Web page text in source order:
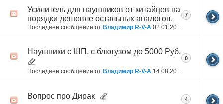
Усилитель для наушников от китайцев на
порядки дешевле остальных аналогов.
Последнее сообщение от Владимир R-V-A 02.01.2025
7
Наушники с ШП, с блютузом до 5000 Руб.
Последнее сообщение от Владимир R-V-A 14.08.2024
0
Вопрос про Дирак 4